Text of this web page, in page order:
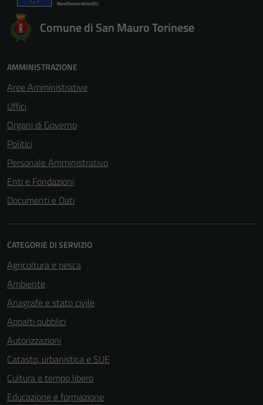
Comune di San Mauro Torinese
AMMINISTRAZIONE
Aree Amministrative
Uffici
Organi di Governo
Politici
Personale Amministrativo
Enti e Fondazioni
Documenti e Dati
CATEGORIE DI SERVIZIO
Agricoltura e pesca
Ambiente
Anagrafe e stato civile
Appalti pubblici
Autorizzazioni
Catasto, urbanistica e SUE
Cultura e tempo libero
Educazione e formazione